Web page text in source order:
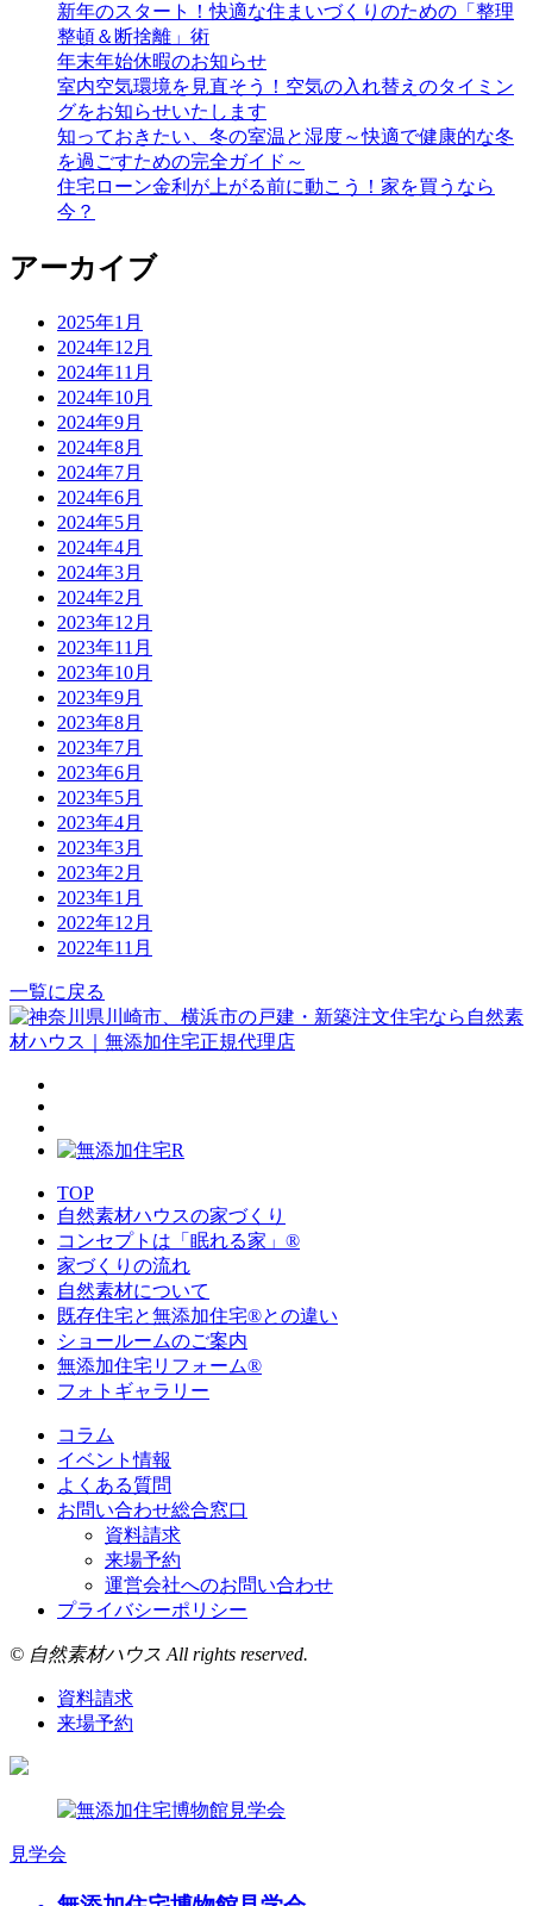
新年のスタート！快適な住まいづくりのための「整理
整頓＆断捨離」術
年末年始休暇のお知らせ
室内空気環境を見直そう！空気の入れ替えのタイミン
グをお知らせいたします
知っておきたい、冬の室温と湿度～快適で健康的な冬
を過ごすための完全ガイド～
住宅ローン金利が上がる前に動こう！家を買うなら
今？
アーカイブ
2025年1月
2024年12月
2024年11月
2024年10月
2024年9月
2024年8月
2024年7月
2024年6月
2024年5月
2024年4月
2024年3月
2024年2月
2023年12月
2023年11月
2023年10月
2023年9月
2023年8月
2023年7月
2023年6月
2023年5月
2023年4月
2023年3月
2023年2月
2023年1月
2022年12月
2022年11月
一覧に戻る
TOP
自然素材ハウスの家づくり
コンセプトは「眠れる家」®
家づくりの流れ
自然素材について
既存住宅と無添加住宅®との違い
ショールームのご案内
無添加住宅リフォーム®
フォトギャラリー
コラム
イベント情報
よくある質問
お問い合わせ総合窓口
資料請求
来場予約
運営会社へのお問い合わせ
プライバシーポリシー
© 自然素材ハウス All rights reserved.
資料請求
来場予約
見学会